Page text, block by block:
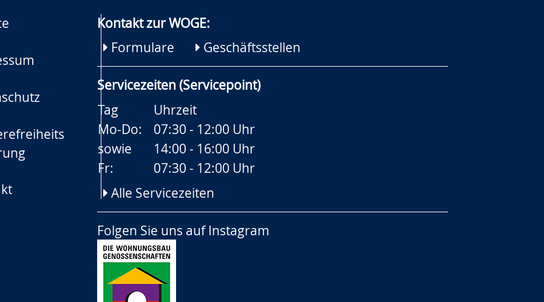
Kontakt zur WOGE:
Formulare
Geschäftsstellen
Servicezeiten (Servicepoint)
Tag
Uhrzeit
Mo-Do:
07:30 - 12:00 Uhr
sowie
14:00 - 16:00 Uhr
Fr:
07:30 - 12:00 Uhr
Alle Servicezeiten
Folgen Sie uns auf Instagram